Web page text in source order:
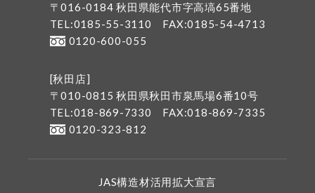
〒016-0184 秋田県能代市字高塙65番地
TEL:0185-55-3110
FAX:0185-54-4713
0120-600-055
[秋田店]
〒010-0815 秋田県秋田市泉馬場6番10号
TEL:018-869-7330
FAX:018-869-7335
0120-323-812
JAS構造材活用拡大宣言